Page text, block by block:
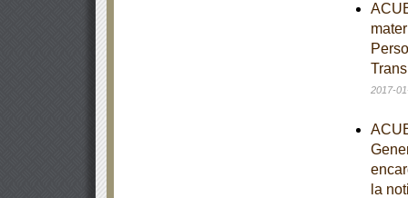
2017-
la